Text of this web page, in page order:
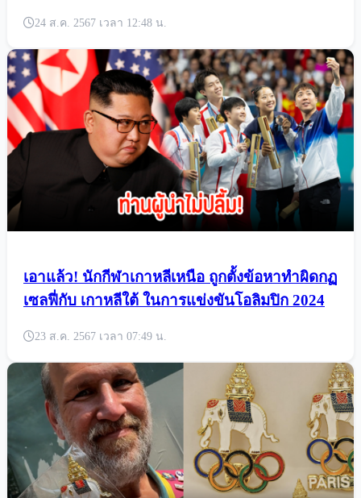
24 ส.ค. 2567 เวลา 12:48 น.
เอาแล้ว! นักกีฬาเกาหลีเหนือ ถูกตั้งข้อหาทำผิดกฏ
เซลฟี่กับ เกาหลีใต้ ในการแข่งขันโอลิมปิก 2024
23 ส.ค. 2567 เวลา 07:49 น.